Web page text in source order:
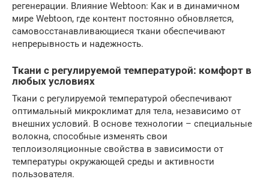
регенерации. Влияние Webtoon: Как и в динамичном
мире Webtoon, где контент постоянно обновляется,
самовосстанавливающиеся ткани обеспечивают
непрерывность и надежность.
Ткани с регулируемой температурой: комфорт в
любых условиях
Ткани с регулируемой температурой обеспечивают
оптимальный микроклимат для тела, независимо от
внешних условий. В основе технологии – специальные
волокна, способные изменять свои
теплоизоляционные свойства в зависимости от
температуры окружающей среды и активности
пользователя.